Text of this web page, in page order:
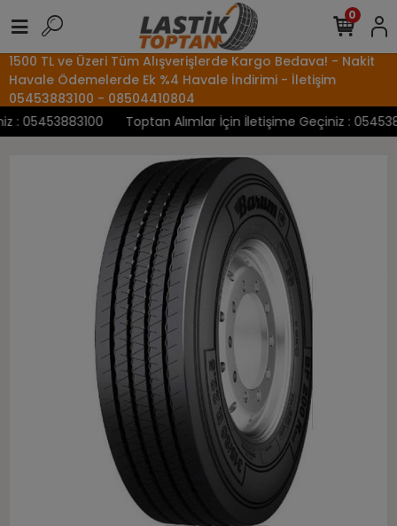
1500 TL ve Üzeri Tüm Alışverişlerde Kargo Bedava! - Nakit
Havale Ödemelerde Ek %4 Havale İndirimi - İletişim
05453883100 - 08504410804
05453883100
Toptan Alımlar İçin İletişime Geçiniz :
0